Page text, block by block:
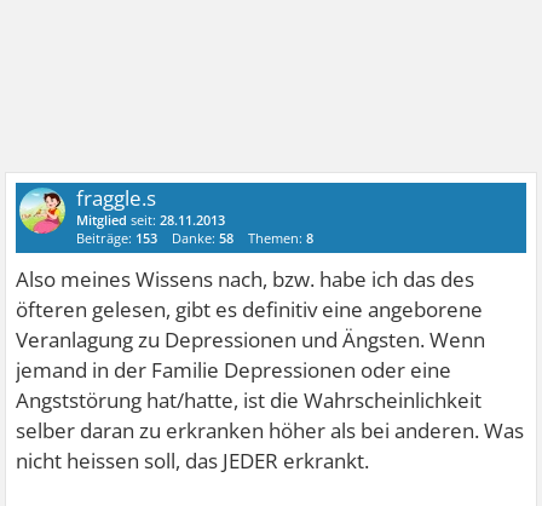
fraggle.s
Mitglied seit:28.11.2013
Beiträge: 153 Danke:58 Themen:8
Also meines Wissens nach, bzw. habe ich das des
öfteren gelesen, gibt es definitiv eine angeborene
Veranlagung zu Depressionen und Ängsten. Wenn
jemand in der Familie Depressionen oder eine
Angststörung hat/hatte, ist die Wahrscheinlichkeit
selber daran zu erkranken höher als bei anderen. Was
nicht heissen soll, das JEDER erkrankt.